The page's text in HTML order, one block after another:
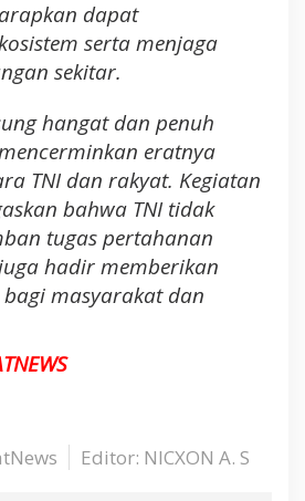
a
n
L
p
a
a
t
u
s
E
B
dapat
serta menjaga
sekitar.
hangat dan penuh
eratnya
TNI dan rakyat. Kegiatan
bahwa TNI tidak
tugas pertahanan
hadir memberikan
masyarakat dan
Editor: NICXON A. S